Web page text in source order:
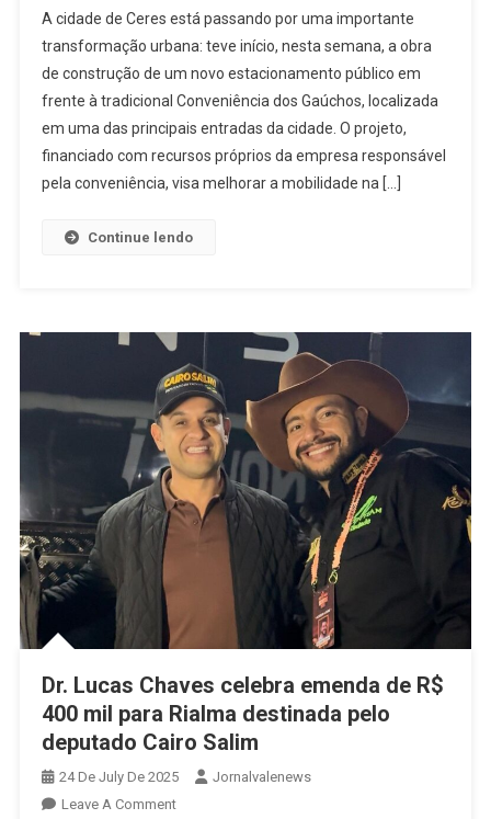
Apoio
Técnico
Da
Prefeitura,
Obra
De
Novo
Gaúchos
É
Iniciada
Em
Ceres
A cidade de Ceres está passando por uma importante
transformação urbana: teve início, nesta semana, a obra
de construção de um novo estacionamento público em
frente à tradicional Conveniência dos Gaúchos, localizada
em uma das principais entradas da cidade. O projeto,
financiado com recursos próprios da empresa responsável
pela conveniência, visa melhorar a mobilidade na […]
Continue lendo
Dr. Lucas Chaves celebra emenda de R$
400 mil para Rialma destinada pelo
deputado Cairo Salim
24 De July De 2025
Jornalvalenews
Leave A CommentOn